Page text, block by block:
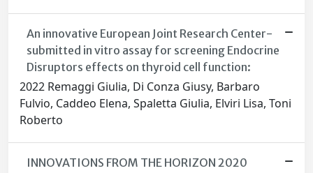
An innovative European Joint Research Center-
submitted in vitro assay for screening Endocrine
Disruptors effects on thyroid cell function:
2022 Remaggi Giulia, Di Conza Giusy, Barbaro
Fulvio, Caddeo Elena, Spaletta Giulia, Elviri Lisa, Toni
Roberto
INNOVATIONS FROM THE HORIZON 2020